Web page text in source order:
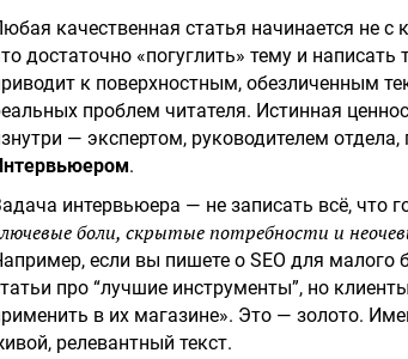
качественная статья начинается не
достаточно «погуглить» тему и
к поверхностным, обезличенным
проблем читателя. Истинная
— экспертом, руководителем
.
интервьюера — не записать всё, что
боли, скрытые потребности и
если вы пишете о SEO для малого
про “лучшие инструменты”, но
в их магазине». Это — золото.
релевантный текст.